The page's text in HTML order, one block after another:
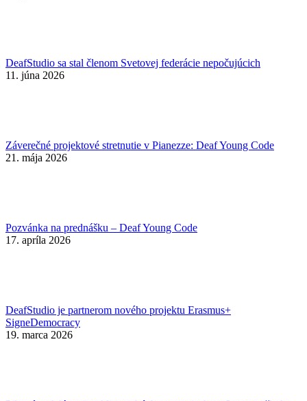
DeafStudio sa stal členom Svetovej federácie nepočujúcich
11. júna 2026
Záverečné projektové stretnutie v Pianezze: Deaf Young Code
21. mája 2026
Pozvánka na prednášku – Deaf Young Code
17. apríla 2026
DeafStudio je partnerom nového projektu Erasmus+
SigneDemocracy
19. marca 2026